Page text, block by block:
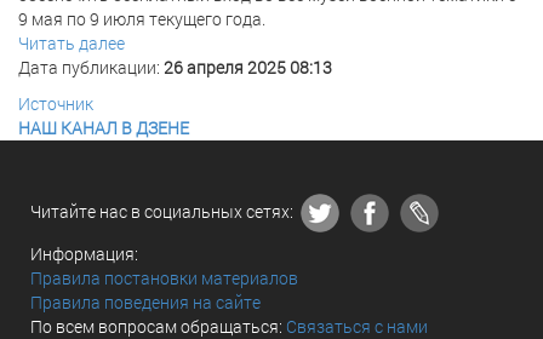
9 мая по 9 июля текущего года.
Читать далее
Дата публикации: 26 апреля 2025 08:13
Источник
НАШ КАНАЛ В ДЗЕНЕ
Читайте нас в социальных сетях:
Информация:
Правила постановки материалов
Правила поведения на сайте
По всем вопросам обращаться: Связаться с нами